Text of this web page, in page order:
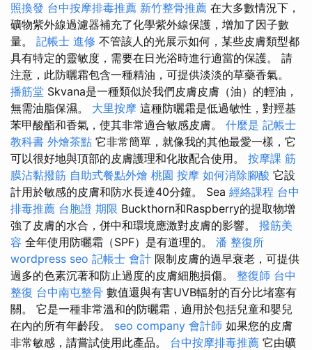
照換發 台中按摩排毒推薦 新竹整骨推薦 在大多數情況下，
礦物紫外線過濾器補充了化學紫外線保護，增加了因子數
量。 記帳士 進修 不管該人的光展示如何，某些皮膚類型都
具有特定的靈敏度，需要在日光浴時進行適當的保護。 請
注意，此防曬霜包含一種精油，可提供淡淡的草藥香氣。
播筋堂 Skvana是一種類似於我們皮膚皮膚（油）的輕油，
無需油脂保濕。 大里按摩 這種防曬霜是低過敏性，對羥基
苯甲酸酯和香氣，使其非常適合敏感皮膚。 什麼是 記帳士
教科書 外燴茶點 它非常簡單，就像我的其他最愛一樣，它
可以很好地與頂部的皮膚護理和化妝配合使用。 按摩課 筋
膜沾黏撥筋 自助式餐點外燴 桃園 按摩 如何消除腳酸 它設
計用於敏感的皮膚和防水長達40分鐘。 Sea 經絡課程 台中
排毒推薦 台胞證 期限 Buckthorn和Raspberry的提取物增
強了皮膚的水合，併中和環境應激對皮膚的影響。 撥筋美
容 全年使用防曬霜（SPF）是有道理的。 潘 整復所
wordpress seo 記帳士 會計 限制皮膚的過早衰老，可提供
過多的色素沉著和防止過度的皮膚細胞損傷。 整復師 台中
整復 台中南屯整骨 數值還與有害UVB輻射的百分比堵塞有
關。 它是一種非常溫和的防曬霜，適用於包括兒童和嬰兒
在內的所有年齡段。 seo company 會計師 如果您的皮膚
非常敏感，請嘗試使用此產品。 台中按摩排毒推薦 它由礦